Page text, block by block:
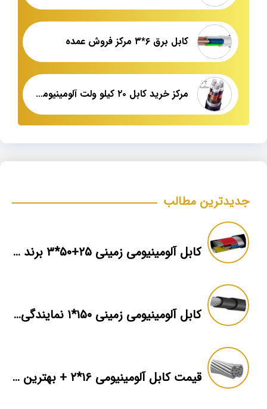
کابل برق ۶*۳ مرکز فروش عمده
مرکز خرید کابل ۲۰ کیلو ولت آلومینیومی زره دار
جدیدترین مطالب
کابل آلومینیومی زمینی ۲۵+۵۰*۳ برند ماهان
کابل آلومینیومی زمینی ۱۵۰*۱ نمایندگی فروش
قیمت کابل آلومینیومی ۱۶*۲ + بهترین برند بازار + اطلاعات فنی